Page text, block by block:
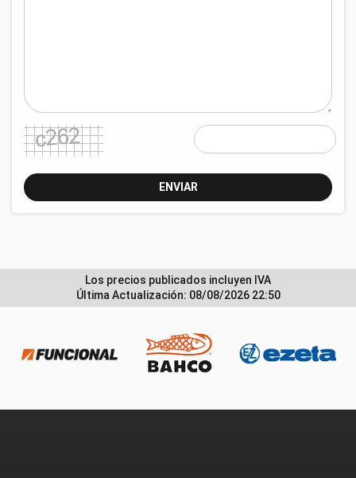
ENVIAR
Los precios publicados incluyen IVA
Última Actualización: 08/08/2026 22:50